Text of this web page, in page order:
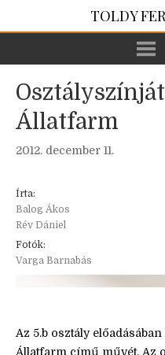
TOLDY
Állatfarm
2012. december 11.
Írta:
Balog Ákos
Rév Dániel
Fotók:
Varga Barnabás
Az 5.b osztály
Állatfarm című művét. Az